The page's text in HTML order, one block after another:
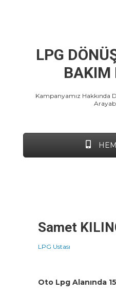
LPG
BAKIM
Kampanyamız Hakkında
Samet
LPG Ustası
Oto Lpg Alanında